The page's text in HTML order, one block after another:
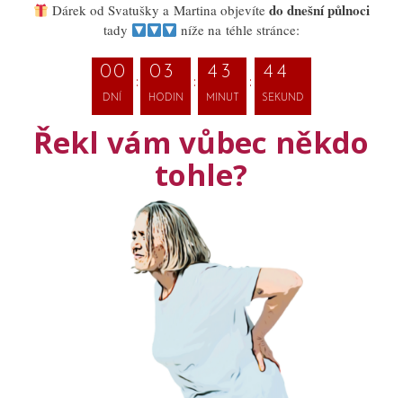
Dárek od Svatušky a Martina objevítedo dnešní půlnoci
tady níže na téhle stránce:
00
DNÍ
0 3
HODIN
4 3
MINUT
4
2
3
SEKUND
Řekl vám vůbec někdo
tohle?